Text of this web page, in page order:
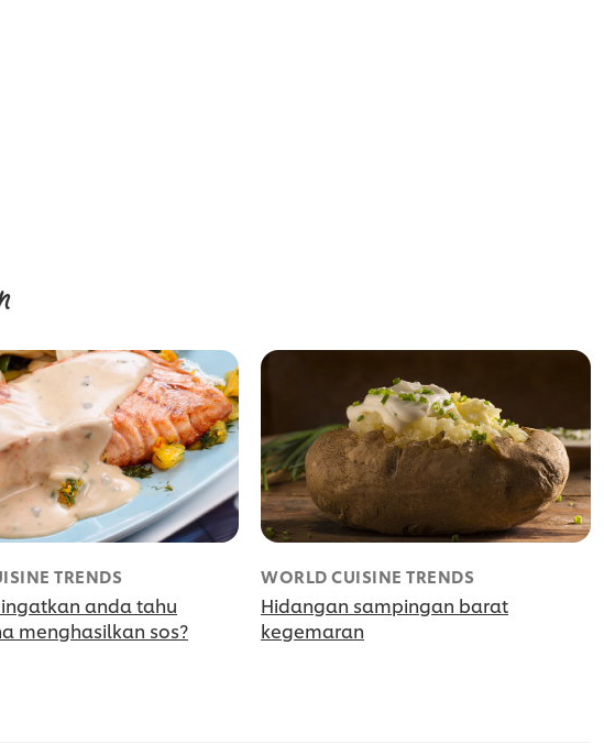
TRENDS
anda tahu
menghasilkan sos?
WORLD CUISINE TRENDS
Hidangan sampingan barat
kegemaran